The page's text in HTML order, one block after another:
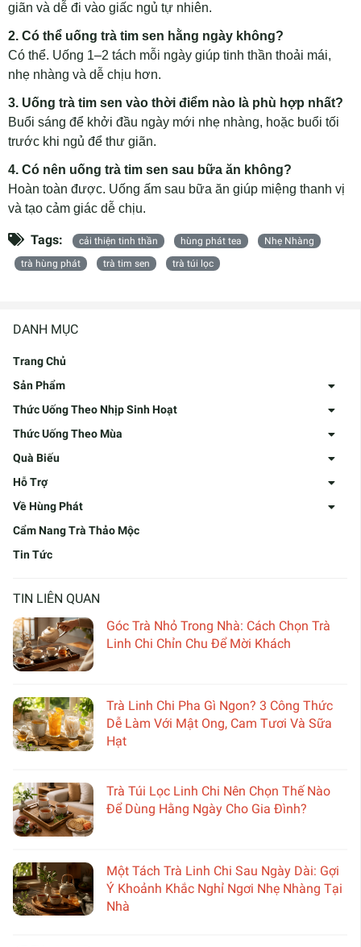
DANH MỤC
Trang Chủ
Sản Phẩm
Thức Uống Theo Nhịp Sinh Hoạt
Thức Uống Theo Mùa
Quà Biếu
Hỗ Trợ
Về Hùng Phát
Cẩm Nang Trà Thảo Mộc
Tin Tức
TIN LIÊN QUAN
Góc Trà Nhỏ Trong Nhà: Cách Chọn Trà
Linh Chi Chỉn Chu Để Mời Khách
Trà Linh Chi Pha Gì Ngon? 3 Công Thức
Dễ Làm Với Mật Ong, Cam Tươi Và Sữa
Hạt
Trà Túi Lọc Linh Chi Nên Chọn Thế Nào
Để Dùng Hằng Ngày Cho Gia Đình?
Một Tách Trà Linh Chi Sau Ngày Dài: Gợi
Ý Khoảnh Khắc Nghỉ Ngơi Nhẹ Nhàng Tại
Nhà
giãn và dễ đi vào giấc ngủ tự nhiên.
2. Có thể uống trà tim sen hằng ngày không?
Có thể. Uống 1–2 tách mỗi ngày giúp tinh thần thoải mái,
nhẹ nhàng và dễ chịu hơn.
3. Uống trà tim sen vào thời điểm nào là phù hợp nhất?
Buổi sáng để khởi đầu ngày mới nhẹ nhàng, hoặc buổi tối
trước khi ngủ để thư giãn.
4. Có nên uống trà tim sen sau bữa ăn không?
Hoàn toàn được. Uống ấm sau bữa ăn giúp miệng thanh vị
và tạo cảm giác dễ chịu.
Tags: cải thiện tinh thần hùng phát tea
Nhẹ Nhàng
trà hùng phát
trà tim sen trà túi lọc